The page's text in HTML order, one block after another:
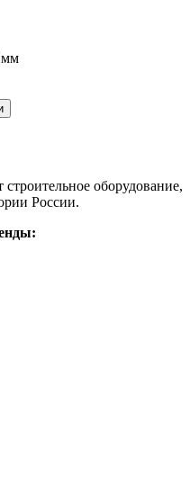
мм
оборудование,
России.